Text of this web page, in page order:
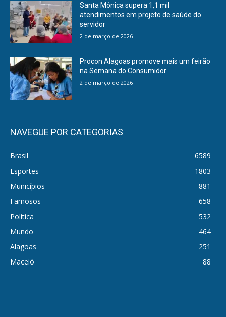
Santa Mônica supera 1,1 mil
atendimentos em projeto de saúde do
servidor
2 de março de 2026
Procon Alagoas promove mais um feirão
na Semana do Consumidor
2 de março de 2026
NAVEGUE POR CATEGORIAS
Brasil
6589
Esportes
1803
Municípios
881
Famosos
658
Política
532
Mundo
464
Alagoas
251
Maceió
88